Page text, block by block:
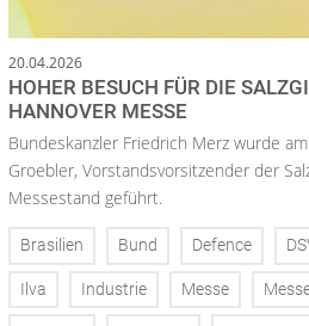
20.04.2026
HOHER BESUCH FÜR DIE
HANNOVER MESSE
Bundeskanzler Friedrich Merz wurde
Groebler, Vorstandsvorsitzender der
Messestand geführt.
Brasilien Bund Defence
Ilva Industrie Messe